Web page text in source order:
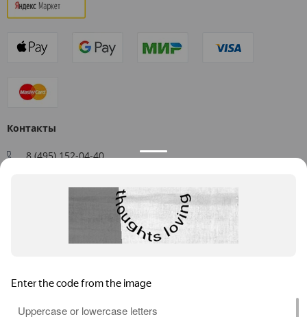
Контакты
8 (495) 152-04-40
109544, г. Москва, ул. Большая Андроньевская, д. 17